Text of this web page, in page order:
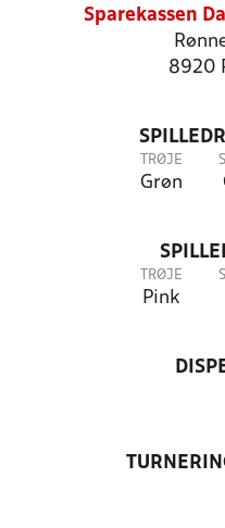
Sparekassen
8920
TRØJE
Grøn
TRØJE
Pink